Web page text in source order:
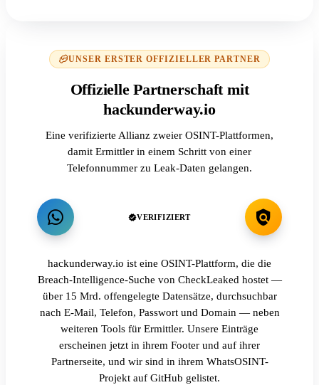
UNSER ERSTER OFFIZIELLER PARTNER
Offizielle Partnerschaft mit
hackunderway.io
Eine verifizierte Allianz zweier OSINT-Plattformen,
damit Ermittler in einem Schritt von einer
Telefonnummer zu Leak-Daten gelangen.
VERIFIZIERT
hackunderway.io ist eine OSINT-Plattform, die die
Breach-Intelligence-Suche von CheckLeaked hostet —
über 15 Mrd. offengelegte Datensätze, durchsuchbar
nach E-Mail, Telefon, Passwort und Domain — neben
weiteren Tools für Ermittler. Unsere Einträge
erscheinen jetzt in ihrem Footer und auf ihrer
Partnerseite, und wir sind in ihrem WhatsOSINT-
Projekt auf GitHub gelistet.